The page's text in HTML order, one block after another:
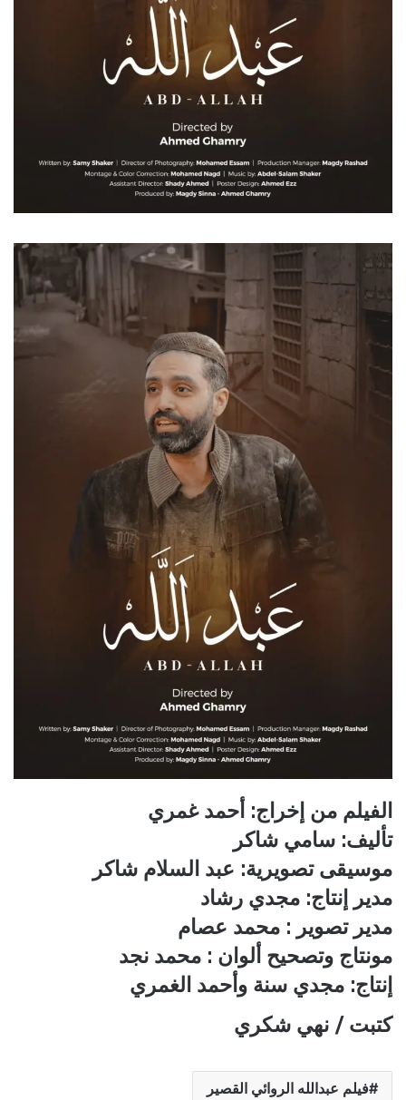
الفيلم من إخراج: أحمد غمري
تأليف: سامي شاكر
موسيقى تصويرية: عبد السلام شاكر
مدير إنتاج: مجدي رشاد
مدير تصوير : محمد عصام
مونتاج وتصحيح ألوان : محمد نجد
إنتاج: مجدي سنة ​​وأحمد الغمري
كتبت / نهي شكري
فيلم عبدالله الروائي القصير